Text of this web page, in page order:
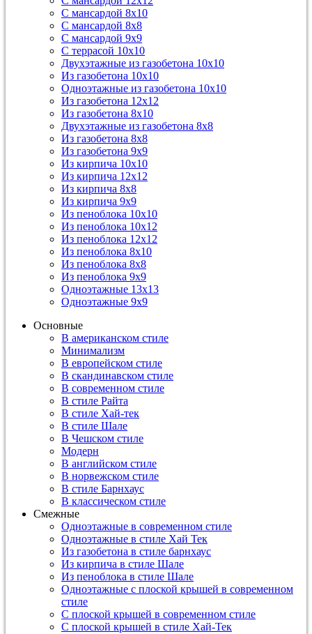
С мансардой 8х10
С мансардой 8х8
С мансардой 9х9
С террасой 10х10
Двухэтажные из газобетона 10х10
Из газобетона 10х10
Одноэтажные из газобетона 10х10
Из газобетона 12х12
Из газобетона 8х10
Двухэтажные из газобетона 8х8
Из газобетона 8х8
Из газобетона 9х9
Из кирпича 10х10
Из кирпича 12х12
Из кирпича 8х8
Из кирпича 9х9
Из пеноблока 10х10
Из пеноблока 10х12
Из пеноблока 12х12
Из пеноблока 8х10
Из пеноблока 8х8
Из пеноблока 9х9
Одноэтажные 13х13
Одноэтажные 9х9
Основные
В американском стиле
Минимализм
В европейском стиле
В скандинавском стиле
В современном стиле
В стиле Райта
В стиле Хай-тек
В стиле Шале
В Чешском стиле
Модерн
В английском стиле
В норвежском стиле
В стиле Барнхаус
В классическом стиле
Смежные
Одноэтажные в современном стиле
Одноэтажные в стиле Хай Тек
Из газобетона в стиле барнхаус
Из кирпича в стиле Шале
Из пеноблока в стиле Шале
Одноэтажные с плоской крышей в современном
стиле
С плоской крышей в современном стиле
С плоской крышей в стиле Хай-Тек